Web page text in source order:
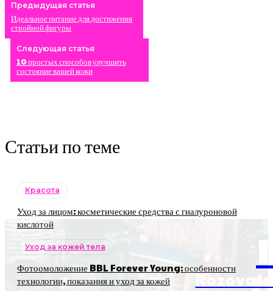
Предыдущая статья
Идеальное питание для достижения
стройной фигуры
Следующая статья
10 простых способов улучшить
состояние вашей кожи
Статьи по теме
Красота
Уход за лицом: косметические средства с гиалуроновой
кислотой
Уход за кожей тела
Фотоомоложение BBL Forever Young: особенности
технологии, показания и уход за кожей